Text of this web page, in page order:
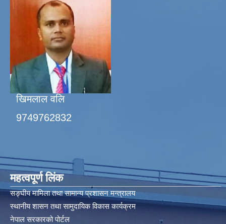
खिमलाल वलि
9749762832
महत्वपूर्ण लिंक
सङ्घीय मामिला तथा सामान्य प्रशासन मन्त्रालय
स्थानीय शासन तथा सामुदायिक विकास कार्यक्रम
नेपाल सरकारको पोर्टल